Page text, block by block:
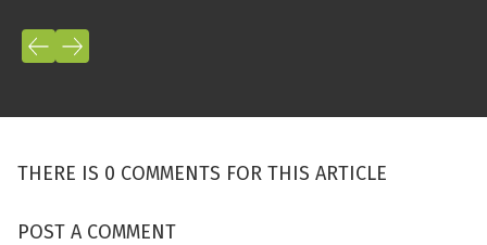
THERE IS 0 COMMENTS FOR THIS ARTICLE
POST A COMMENT